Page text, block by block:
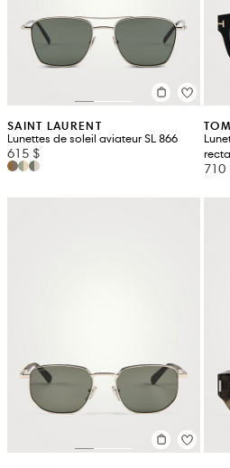
SAINT LAURENT
Lunettes de soleil aviateur SL 866
615 $
710